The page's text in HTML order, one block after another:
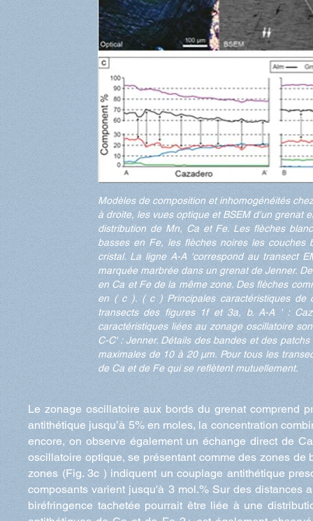
Modèles de composition et inhomogénéités
à droite, les vues optique et BSEM d'un grenat
distribution de Mn, Ca et Fe. Les flèches
basses en Fe, les flèches noires les
cristal. La ligne A-A 'correspond au transect
marquée marbrée dans un grenat de Jenner.
en Ca et Fe de la même zone. Des flèches
en ( c ). ( c ) Principales caractéristiques de
transects des figures 1f et 3a, b. A-A ' :
caractéristiques liées au zonage oscillatoire
C-C' : Jenner. Détails des bandes et des
maximales de 10 à 20 µm. Pour tous les
de Ca et de Fe qui se reflètent mutuellement.
Le zonage oscillatoire aux bords du grenat comprend
antithétique jusqu’à 5% en moles, la concentration
encore, on observe également un échange direct de
oscillatoire optique, se présentant comme des zones
zones (Fig. 3c ) indiquent un couplage antithétique
composants varient jusqu'à 3 mol.% Sur des distances
biréfringence tachetée pourrait être liée à une